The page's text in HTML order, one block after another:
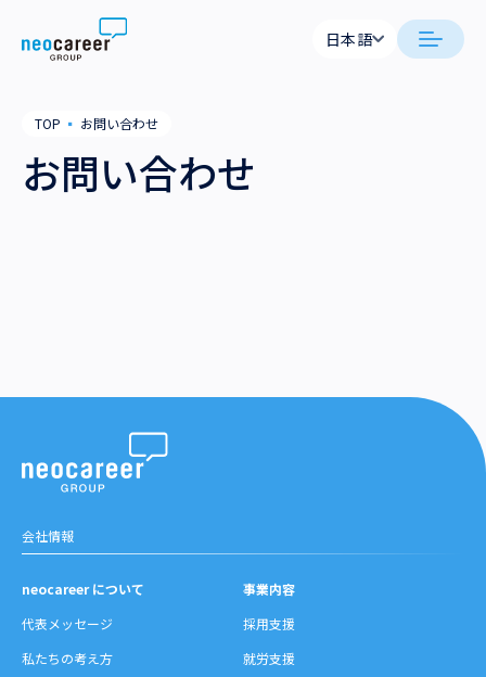
Skip to content
日本語
代表メッセージ
事業内容
拠点一覧
沿革・受賞歴
日本語
TOP ▪ お問い合わせ
お問い合わせ
会社情報
neocareer について
代表メッセージ
私たちの考え方
事業内容
採用支援
就労支援